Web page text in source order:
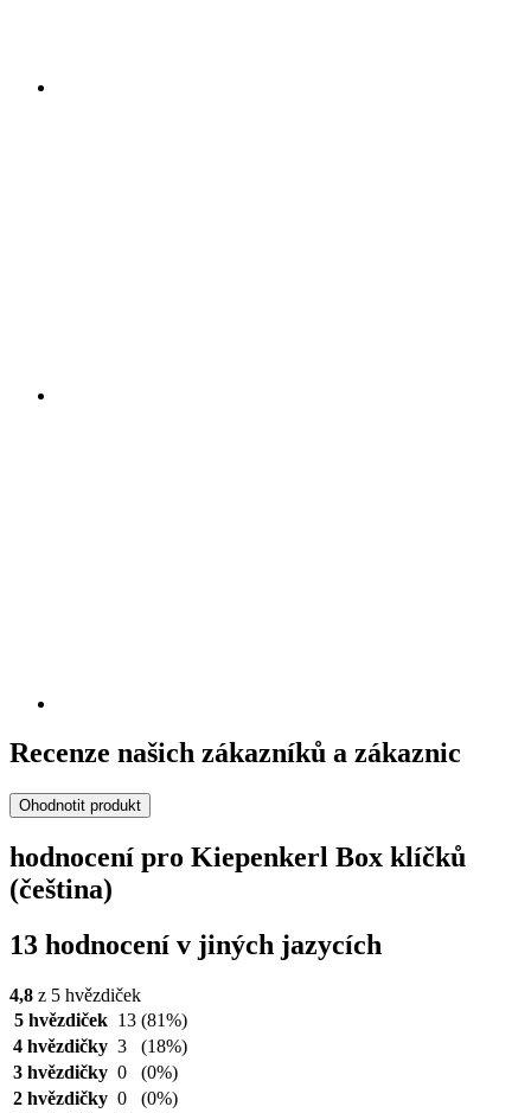
Recenze našich zákazníků a zákaznic
Ohodnotit produkt
hodnocení pro Kiepenkerl Box klíčků
(čeština)
13 hodnocení v jiných jazycích
4,8 z 5 hvězdiček
5 hvězdiček 13 (81%)
4 hvězdičky 3
(18%)
3 hvězdičky 0
(0%)
2 hvězdičky 0
(0%)